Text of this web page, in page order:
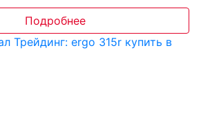
Подробнее